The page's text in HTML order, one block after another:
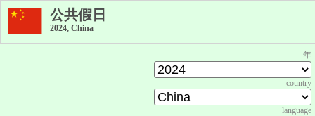
公共假日
2024, China
年
country
language